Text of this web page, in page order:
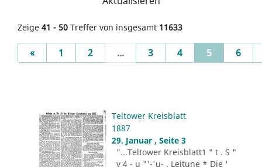
Zeige 41 - 50 Treffer von insgesamt 11633
«Previous
1 2 ... 3 4 5(current)
6
Teltower Kreisblatt
1887
29. Januar , Seite 3
"...Teltower Kreisblatt1 " t . S "
v 4 - u "'-'u- . Leitune * Die '